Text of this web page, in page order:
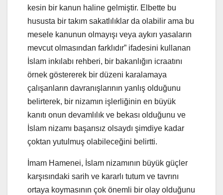
kesin bir kanun haline gelmiştir. Elbette bu
hususta bir takım sakatlılıklar da olabilir ama bu
mesele kanunun olmayışı veya aykırı yasaların
mevcut olmasından farklıdır” ifadesini kullanan
İslam inkılabı rehberi, bir bakanlığın icraatını
örnek göstererek bir düzeni karalamaya
çalışanların davranışlarının yanlış olduğunu
belirterek, bir nizamın işlerliğinin en büyük
kanıtı onun devamlılık ve bekası olduğunu ve
İslam nizamı başarısız olsaydı şimdiye kadar
çoktan yutulmuş olabileceğini belirtti.
İmam Hamenei, İslam nizamının büyük güçler
karşısındaki sarih ve kararlı tutum ve tavrını
ortaya koymasının çok önemli bir olay olduğunu